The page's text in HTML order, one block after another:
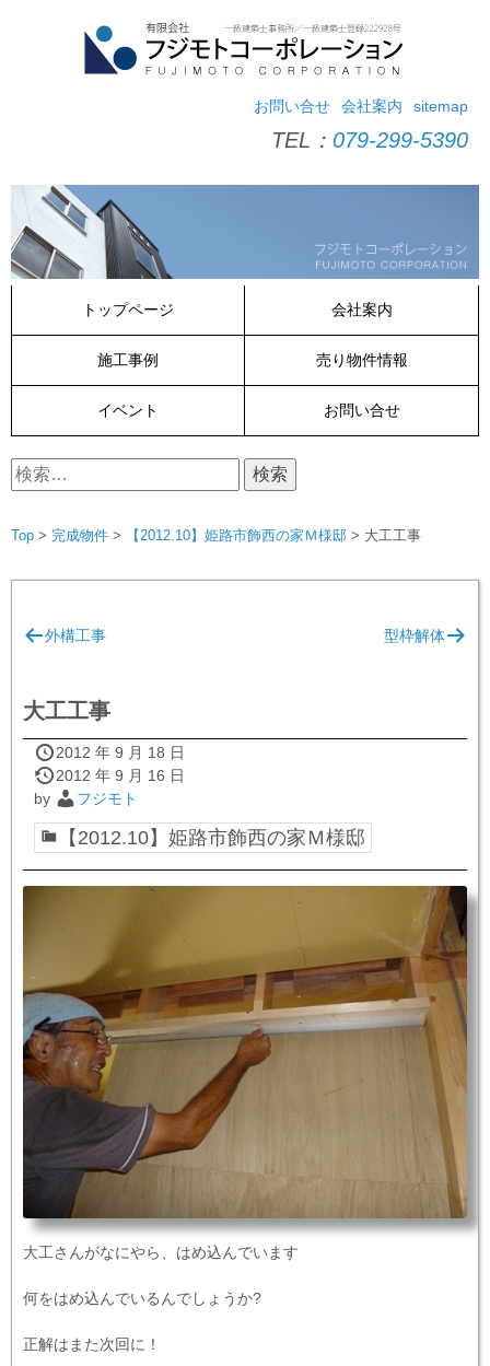
sitemap
会社案内
お問い合せ
TEL： 079-299-5390
トップページ 会社案内
施工事例 売り物件情報
イベント お問い合せ
検
索:
Top > 完成物件 > 【2012.10】姫路市飾西の家Ｍ様邸 > 大工工事
稿
ビ
ゲ
ー
シ
ョ
ン
外構工事 型枠解体
大工工事
2012 年 9 月 18 日
2012 年 9 月 16 日
by
フジモト
【2012.10】姫路市飾西の家Ｍ様邸
大工さんがなにやら、はめ込んでいます
何をはめ込んでいるんでしょうか?
正解はまた次回に！